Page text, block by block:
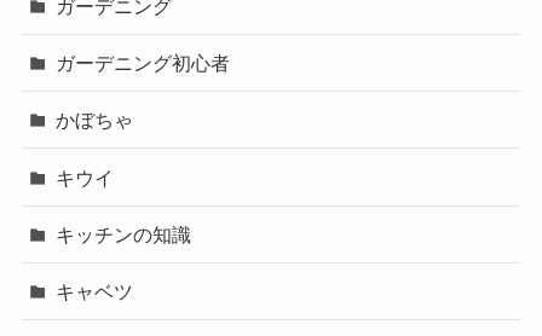
ガーデニング
ガーデニング初心者
かぼちゃ
キウイ
キッチンの知識
キャベツ